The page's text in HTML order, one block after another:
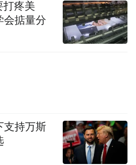
打疼美
会掂量分
支持万斯